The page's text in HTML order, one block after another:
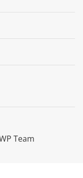
Team